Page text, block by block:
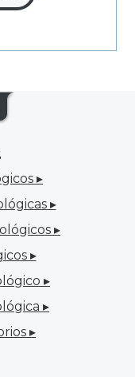
▸
▸
▸
▸
▸
▸
▸